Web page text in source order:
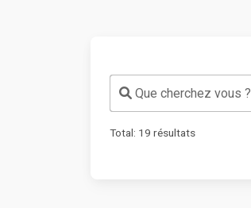
Que cherchez vous ?
Total: 19 résultats